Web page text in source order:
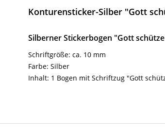
Konturensticker-Silber "Gott
Silberner Stickerbogen "Gott
Schriftgröße: ca. 10 mm
Farbe: Silber
Inhalt: 1 Bogen mit Schriftzug "Gott